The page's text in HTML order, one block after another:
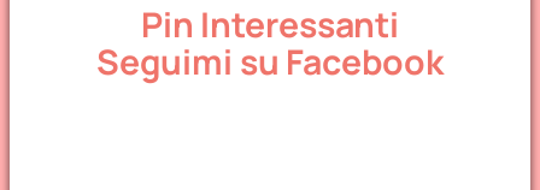
Pin Interessanti
Seguimi su Facebook